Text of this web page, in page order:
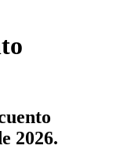
2026.